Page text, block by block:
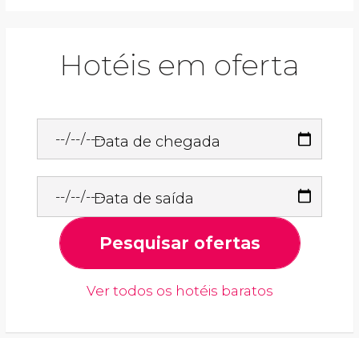
Hotéis em oferta
Data de chegada
Data de saída
Pesquisar ofertas
Ver todos os hotéis baratos